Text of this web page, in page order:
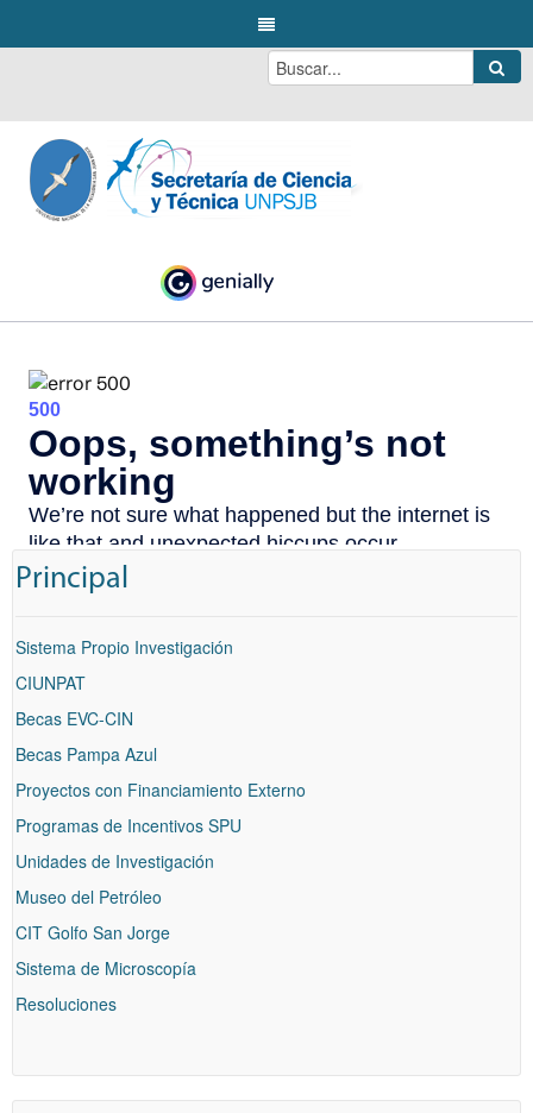
Principal
Sistema Propio Investigación
CIUNPAT
Becas EVC-CIN
Becas Pampa Azul
Proyectos con Financiamiento Externo
Programas de Incentivos SPU
Unidades de Investigación
Museo del Petróleo
CIT Golfo San Jorge
Sistema de Microscopía
Resoluciones